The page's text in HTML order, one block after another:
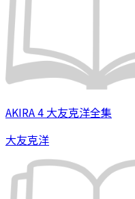
AKIRA 4 大友克洋全集
大友克洋